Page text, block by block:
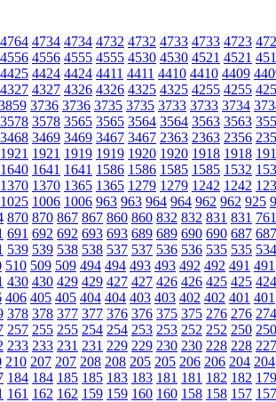
4764 4734 4734 4732 4732 4733 4733 4723
4556 4556 4555 4555 4530 4530 4521 4521
4425 4424 4424 4411 4411 4410 4410 4409
4327 4327 4326 4326 4325 4325 4255 4255
3736 3736 3735 3735 3733 3733 3734
3578 3578 3565 3565 3564 3564 3563 3563
3468 3469 3469 3467 3467 2363 2363 2356
1921 1921 1919 1919 1920 1920 1918 1918
1640 1641 1641 1586 1586 1585 1585 1532
1370 1370 1365 1365 1279 1279 1242 1242
1025 1006 1006 963 963 964 964 962 962 925
870 870 867 867 860 860 832 832 831 831 761
691 692 692 693 693 689 689 690 690 687 687
539 539 538 538 537 537 536 536 535 535 534
510 509 509 494 494 493 493 492 492 491 491
430 430 429 429 427 427 426 426 425 425 424
406 405 405 404 404 403 403 402 402 401 401
378 378 377 377 376 376 375 375 276 276 274
257 255 255 254 254 253 253 252 252 250 250
233 233 231 231 229 229 230 230 228 228 227
210 207 207 208 208 205 205 206 206 204 204
184 184 185 185 183 183 181 181 182 182 179
161 162 162 159 159 160 160 158 158 157 157